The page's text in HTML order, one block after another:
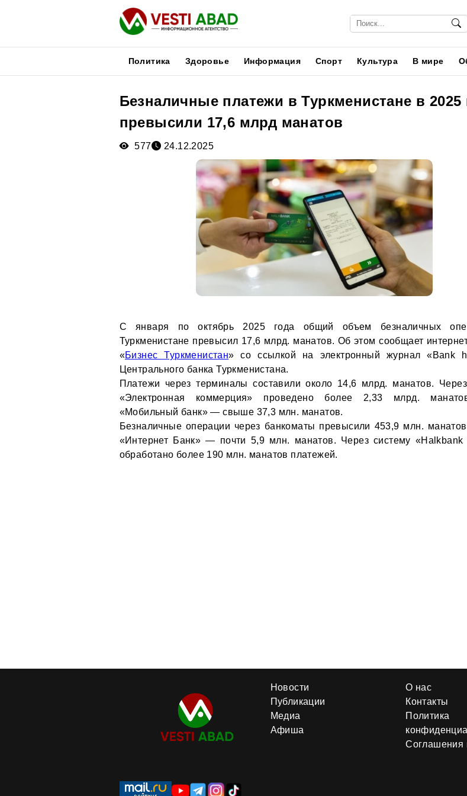
Политика Здоровье Информация Спорт Культура В мире
Безналичные платежи в Туркменистане в 2025
превысили 17,6 млрд манатов
577 24.12.2025
С января по октябрь 2025 года общий объем безналичных
Туркменистане превысил 17,6 млрд. манатов. Об этом сообщает
«Бизнес Туркменистан» со ссылкой на электронный журнал «Bank
Центрального банка Туркменистана.
Платежи через терминалы составили около 14,6 млрд. манатов.
«Электронная коммерция» проведено более 2,33 млрд.
«Мобильный банк» — свыше 37,3 млн. манатов.
Безналичные операции через банкоматы превысили 453,9 млн.
«Интернет Банк» — почти 5,9 млн. манатов. Через систему «Halkbank
обработано более 190 млн. манатов платежей.
Новости
Публикации
Медиа
Афиша
О нас
Контакты
Политика
Соглашения